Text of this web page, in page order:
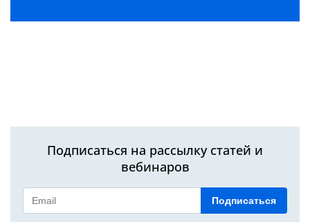
Подписаться на рассылку статей и
вебинаров
Подписаться